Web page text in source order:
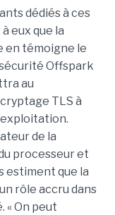
dédiés à ces
eux que la
en témoigne le
Offspark
au
TLS à
de la
processeur et
estiment que la
rôle accru dans
« On peut